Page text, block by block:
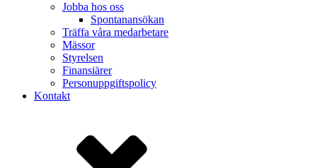
Jobba hos oss
Spontanansökan
Träffa våra medarbetare
Mässor
Styrelsen
Finansiärer
Personuppgiftspolicy
Kontakt